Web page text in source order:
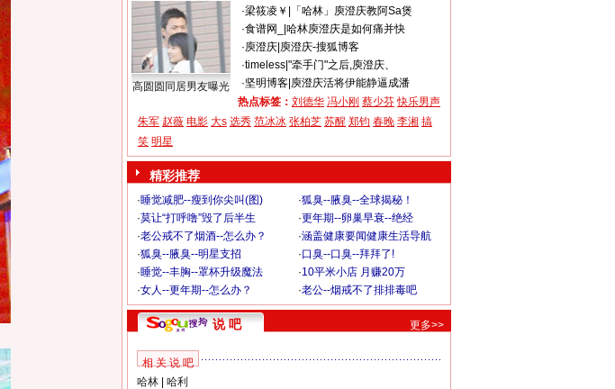
高圆圆同居男友曝光
·梁筱凌￥
「哈林」庾澄庆教阿Sa煲
·食谱网_
哈林庾澄庆是如何痛并快
·庾澄庆| 庾澄庆-搜狐博客
·timeless| "牵手门"之后,庾澄庆、
·坚明博客| 庾澄庆活将伊能静逼成潘
热点标签： 刘德华 冯小刚 蔡少芬 快乐男声
朱军 赵薇 电影 大s 选秀 范冰冰 张柏芝 苏醒 郑钧 春晚 李湘 搞
笑 明星
精彩推荐
·睡觉减肥--瘦到你尖叫(图) ·狐臭--腋臭--全球揭秘！
·莫让“打呼噜”毁了后半生 ·更年期--卵巢早衰--绝经
·老公戒不了烟酒--怎么办？ ·涵盖健康要闻健康生活导航
·狐臭--腋臭--明星支招 ·口臭--口臭--拜拜了!
·睡觉--丰胸--罩杯升级魔法 ·10平米小店 月赚20万
·女人--更年期--怎么办？ ·老公--烟戒不了排排毒吧
说 吧 更多>>
相 关 说 吧
哈林| 哈利